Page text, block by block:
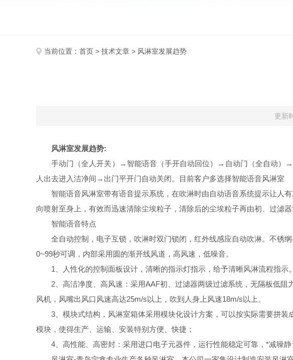
当前位置： 首页 > 技术文章 > 风淋室发展趋势
更新
风淋室发展趋势:
手动门（全人开关）
→ 智能语音（手开自动回位）
→自动门（全自动）
人出去进入洁净间→出门平开门自动关闭。目前客户多选择智能语音风淋室
智能语音风淋室带有语音提示系统，在吹淋时由自动语音系统提示让人
向喷射至身上，有效而迅速清除尘埃粒子，清除后的尘埃粒子再由初、过滤器
智能语音特点
全自动控制，电子互锁，吹淋时双门锁闭，红外线感应自动吹淋。不锈纲
0~99秒可调，内部采用圆的渐开线风道，高风速，低噪音。
1、人性化的控制面板设计，清晰的指示灯指示，给予清晰风淋流程指示
2、高洁净度、高风速：采用AAF初、过滤器两级过滤系统，无隔板低阻
风机，风嘴出风口风速高达25m/s以上，吹到人身上风速18m/s以上。
3、模块式结构，风淋室箱体采用模块化设计方案，可以按实际需要拼装
模块，使得生产、运输、安装特别方便、快捷；
4、高性能、高密封：采用进口电子元器件，运行性能稳定可靠，*减噪静